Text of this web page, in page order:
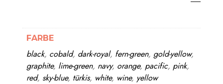
FARBE
black, cobald, dark-royal, fern-green, gold-yellow,
graphite, lime-green, navy, orange, pacific, pink,
red, sky-blue, türkis, white, wine, yellow